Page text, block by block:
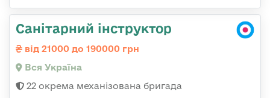
Санітарний інструктор
від 21000 до 190000 грн
Вся Україна
22 окрема механізована бригада